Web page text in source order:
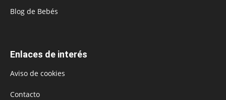
Blog de Bebés
Enlaces de interés
Aviso de cookies
Contacto